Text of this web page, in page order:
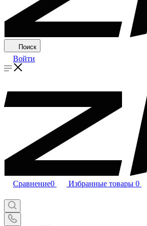
Поиск
Войти
Сравнение0 Избранные товары 0